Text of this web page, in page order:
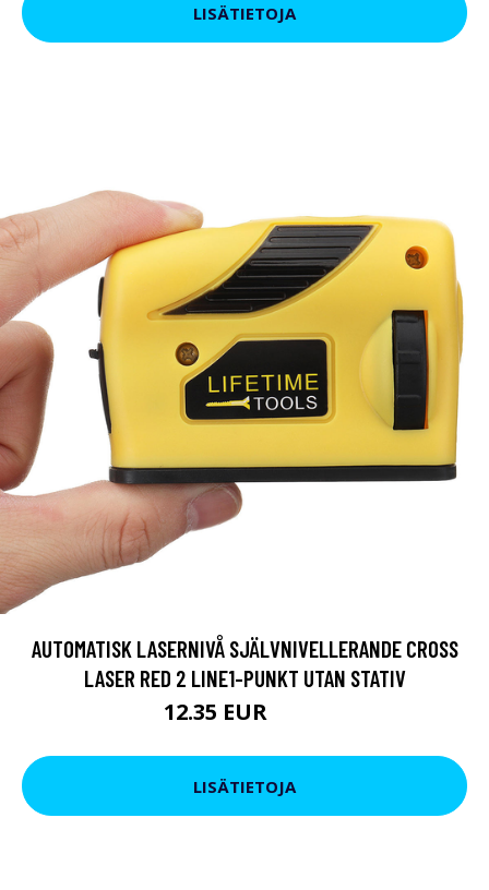
LISÄTIETOJA
AUTOMATISK LASERNIVÅ SJÄLVNIVELLERANDE CROSS
LASER RED 2 LINE1-PUNKT UTAN STATIV
12.35 EUR
LISÄTIETOJA